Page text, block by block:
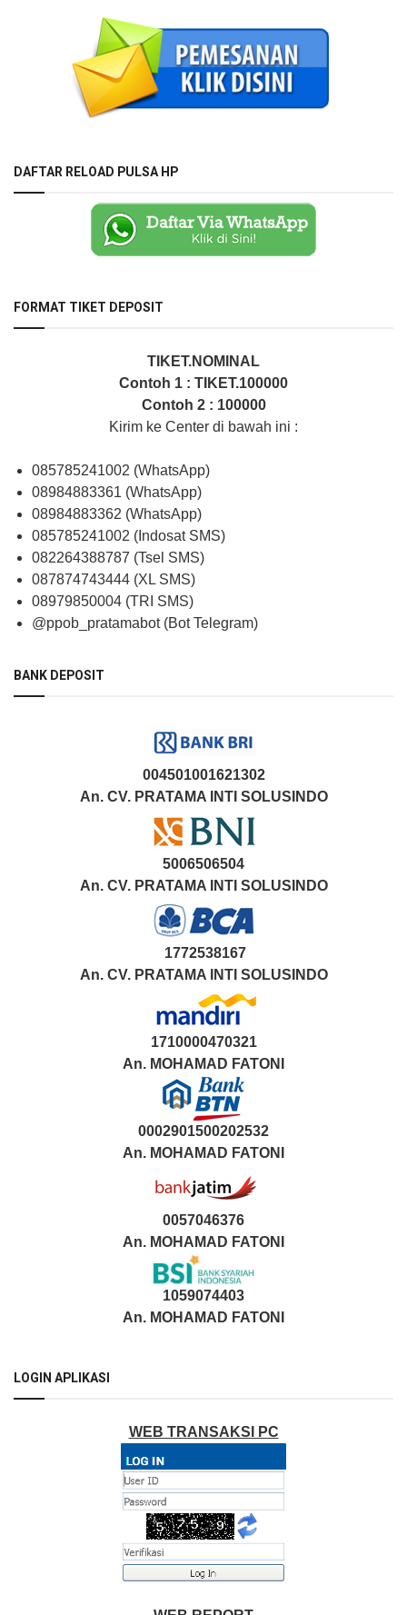
DAFTAR RELOAD PULSA HP
FORMAT TIKET DEPOSIT
TIKET.NOMINAL
Contoh 1 : TIKET.100000
Contoh 2 : 100000
Kirim ke Center di bawah ini :
085785241002 (WhatsApp)
08984883361 (WhatsApp)
08984883362 (WhatsApp)
085785241002 (Indosat SMS)
082264388787 (Tsel SMS)
087874743444 (XL SMS)
08979850004 (TRI SMS)
@ppob_pratamabot (Bot Telegram)
BANK DEPOSIT
004501001621302
An. CV. PRATAMA INTI SOLUSINDO
5006506504
An. CV. PRATAMA INTI SOLUSINDO
1772538167
An. CV. PRATAMA INTI SOLUSINDO
1710000470321
An. MOHAMAD FATONI
0002901500202532
An. MOHAMAD FATONI
0057046376
An. MOHAMAD FATONI
1059074403
An. MOHAMAD FATONI
LOGIN APLIKASI
WEB TRANSAKSI PC